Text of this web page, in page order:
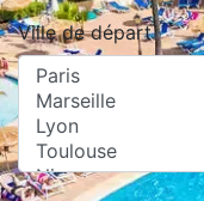
Ville de départ